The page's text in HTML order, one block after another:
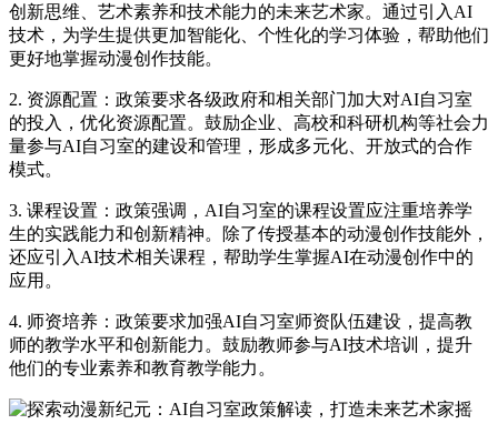
创新思维、艺术素养和技术能力的未来艺术家。通过引入AI
技术，为学生提供更加智能化、个性化的学习体验，帮助他们
更好地掌握动漫创作技能。
2. 资源配置：政策要求各级政府和相关部门加大对AI自习室
的投入，优化资源配置。鼓励企业、高校和科研机构等社会力
量参与AI自习室的建设和管理，形成多元化、开放式的合作
模式。
3. 课程设置：政策强调，AI自习室的课程设置应注重培养学
生的实践能力和创新精神。除了传授基本的动漫创作技能外，
还应引入AI技术相关课程，帮助学生掌握AI在动漫创作中的
应用。
4. 师资培养：政策要求加强AI自习室师资队伍建设，提高教
师的教学水平和创新能力。鼓励教师参与AI技术培训，提升
他们的专业素养和教育教学能力。